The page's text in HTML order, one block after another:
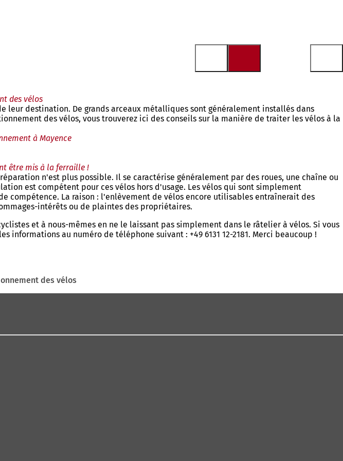
des vélos
destination. De grands arceaux métalliques sont généralement installés dans
des vélos, vous trouverez ici des conseils sur la manière de traiter les vélos à la
à Mayence
être mis à la ferraille !
n'est plus possible. Il se caractérise généralement par des roues, une chaîne ou
est compétent pour ces vélos hors d'usage. Les vélos qui sont simplement
compétence. La raison : l'enlèvement de vélos encore utilisables entraînerait des
intérêts ou de plaintes des propriétaires.
et à nous-mêmes en ne le laissant pas simplement dans le râtelier à vélos. Si vous
au numéro de téléphone suivant : +49 6131 12-2181. Merci beaucoup !
des vélos